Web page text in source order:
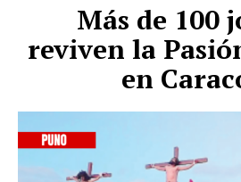
Más de 100
reviven la
en